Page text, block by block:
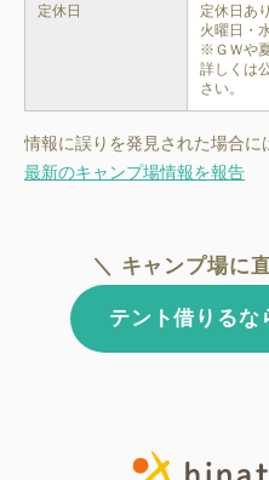
定休日
定休日あり
火曜日・
※ＧＷや
詳しくは
さい。
情報に誤りを発見された場合に
最新のキャンプ場情報を報告
＼ キャンプ場に
テント借りる